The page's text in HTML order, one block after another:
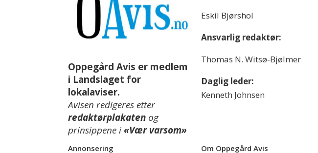
Oppegård Avis er medlem
i Landslaget for
lokalaviser.
Avisen redigeres etter
redaktørplakaten og
prinsippene i«Vær varsom»
Eskil Bjørshol
Ansvarlig redaktør:
Thomas N. Witsø-Bjølmer
Daglig leder:
Kenneth Johnsen
Annonsering Om Oppegård Avis